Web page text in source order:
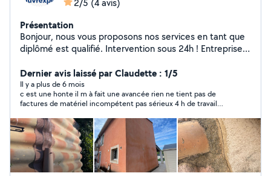
2/5 (4 avis)
Présentation
Bonjour, nous vous proposons nos services en tant que
diplômé est qualifié. Intervention sous 24h ! Entreprise
gouttières - isolation des combles - traitement de
charpente - rénovation de toiture & faîtage -
restauration complète de votre toiture - pose de
panneaux solaires - traitement hydrofuge - étanchéité
de la toiture - traitement anti-mousse (Espaces vert) -
création de jardin, entretien de jardin - pose de gazon,
débroussaillage - tonte de pelouse, abattage d'arbres -
taille de haie N'hésitez plus à faire appel à un
professionnel ! Déplacement et devis gratuits secteur
Dernier avis laissé par Claudette : 1/5
Il y a plus de 6 mois
c est une honte il m à fait une avancée rien ne tient pas de
factures de matériel incompétent pas sérieux 4 h de travail
porter plainte